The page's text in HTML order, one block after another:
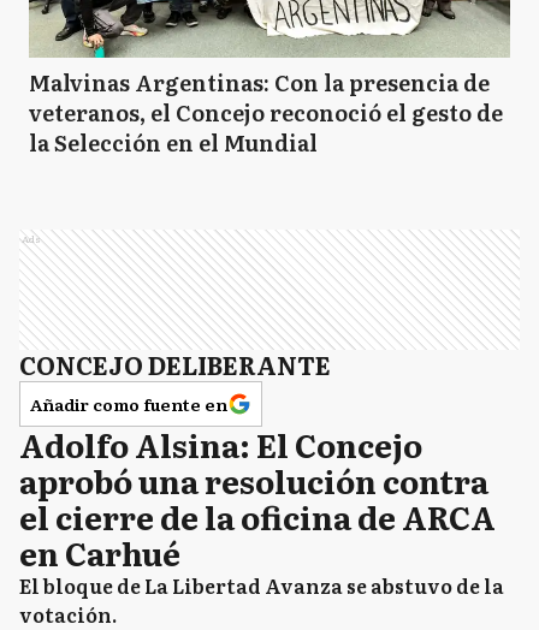
Malvinas Argentinas: Con la presencia de
veteranos, el Concejo reconoció el gesto de
la Selección en el Mundial
Ads
CONCEJO DELIBERANTE
Añadir como fuente en
Adolfo Alsina: El Concejo
aprobó una resolución contra
el cierre de la oficina de ARCA
en Carhué
El bloque de La Libertad Avanza se abstuvo de la
votación.